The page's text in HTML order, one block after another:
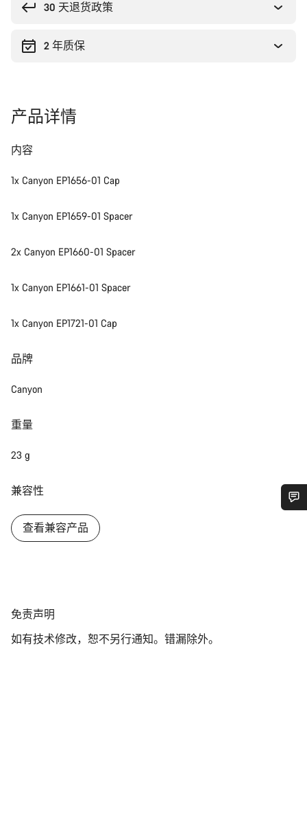
30 天退货政策
2 年质保
产品详情
内容
1x Canyon EP1656-01 Cap
1x Canyon EP1659-01 Spacer
2x Canyon EP1660-01 Spacer
1x Canyon EP1661-01 Spacer
1x Canyon EP1721-01 Cap
品牌
Canyon
重量
23 g
兼容性
查看兼容产品
免
声
免责声明
如有技术修改，恕不另行通知。错漏除外。
您需要帮助吗？
关闭